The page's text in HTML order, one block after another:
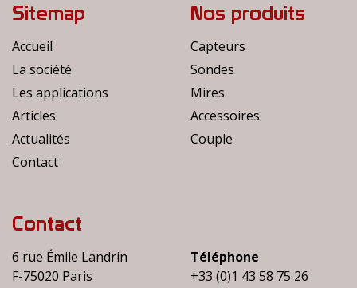
Sitemap
Accueil
La société
Les applications
Articles
Actualités
Contact
Nos produits
Capteurs
Sondes
Mires
Accessoires
Couple
Contact
6 rue Émile Landrin
F-75020 Paris
Téléphone
+33 (0)1 43 58 75 26